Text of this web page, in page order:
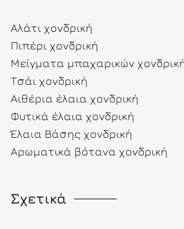
Αλάτι χονδρική
Πιπέρι χονδρική
Μείγματα μπαχαρικών
Τσάι χονδρική
Αιθέρια έλαια χονδρική
Φυτικά έλαια χονδρική
Έλαια Βάσης χονδρική
Αρωματικά βότανα χονδρική
Σχετικά